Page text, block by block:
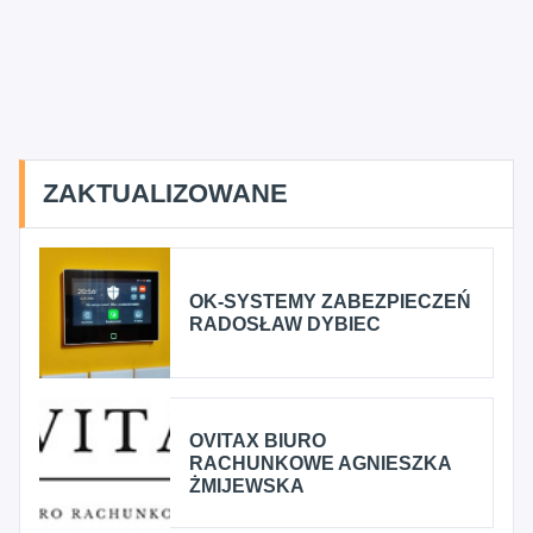
ZAKTUALIZOWANE
OK-SYSTEMY ZABEZPIECZEŃ
RADOSŁAW DYBIEC
OVITAX BIURO
RACHUNKOWE AGNIESZKA
ŻMIJEWSKA